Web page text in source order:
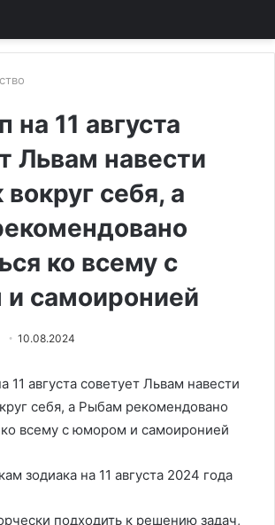
на 11 августа
Львам навести
себя, а
ко всему с
самоиронией
10.08.2024
зодиака на 11 августа 2024 года
подходить к решению задач,